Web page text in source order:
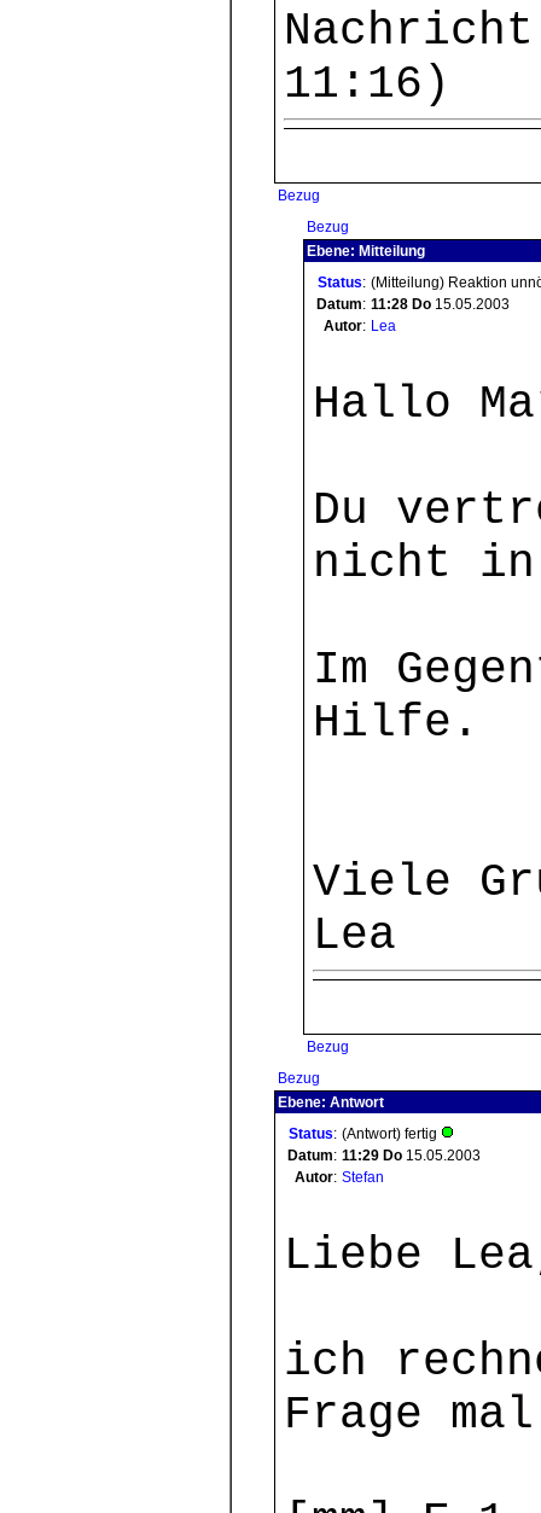
11:16)
Bezug
Bezug
Ebene: Mitteilung
Status: (Mitteilung) Reaktion
Datum: 11:28 Do 15.05.2003
Autor: Lea
Hallo
Du
nicht in
Im
Hilfe.
Viele
Lea
Bezug
Bezug
Ebene: Antwort
Status: (Antwort) fertig
Datum: 11:29 Do 15.05.2003
Autor: Stefan
Liebe
ich
Frage